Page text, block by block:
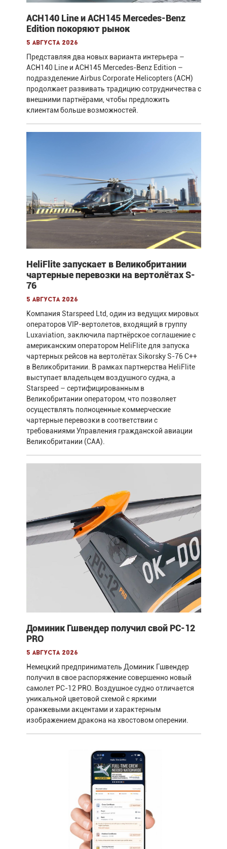
ACH140 Line и ACH145 Mercedes-Benz
Edition покоряют рынок
5 августа 2026
Представляя два новых варианта интерьера –
ACH140 Line и ACH145 Mercedes-Benz Edition –
подразделение Airbus Corporate Helicopters (ACH)
продолжает развивать традицию сотрудничества с
внешними партнёрами, чтобы предложить
клиентам больше возможностей.
HeliFlite запускает в Великобритании
чартерные перевозки на вертолётах S-
76
5 августа 2026
Компания Starspeed Ltd, один из ведущих мировых
операторов VIP-вертолетов, входящий в группу
Luxaviation, заключила партнёрское соглашение с
американским оператором HeliFlite для запуска
чартерных рейсов на вертолётах Sikorsky S-76 C++
в Великобритании. В рамках партнерства HeliFlite
выступает владельцем воздушного судна, а
Starspeed – сертифицированным в
Великобритании оператором, что позволяет
осуществлять полноценные коммерческие
чартерные перевозки в соответствии с
требованиями Управления гражданской авиации
Великобритании (CAA).
Доминик Гшвендер получил свой PC-12
PRO
5 августа 2026
Немецкий предприниматель Доминик Гшвендер
получил в свое распоряжение совершенно новый
самолет PC-12 PRO. Воздушное судно отличается
уникальной цветовой схемой с яркими
оранжевыми акцентами и характерным
изображением дракона на хвостовом оперении.